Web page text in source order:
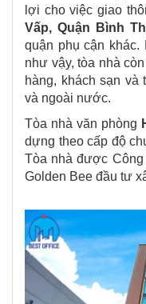
lợi cho việc giao
Vấp, Quận Bình
quận phụ cận
như vậy, tòa nhà
hàng, khách sạn và
và ngoài nước.
Tòa nhà văn phòng
dựng theo cấp độ
Tòa nhà được
Golden Bee đầu tư